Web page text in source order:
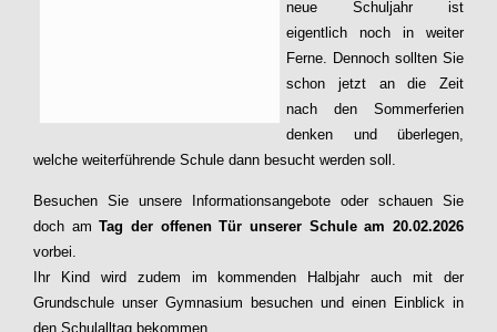
neue Schuljahr ist
eigentlich noch in weiter
Ferne. Dennoch sollten Sie
schon jetzt an die Zeit
nach den Sommerferien
denken und überlegen,
welche weiterführende Schule dann besucht werden soll.
Besuchen Sie unsere Informationsangebote oder schauen Sie
doch amTag der offenen Tür unserer Schule am 20.02.2026
vorbei.
Ihr Kind wird zudem im kommenden Halbjahr auch mit der
Grundschule unser Gymnasium besuchen und einen Einblick in
den Schulalltag bekommen.